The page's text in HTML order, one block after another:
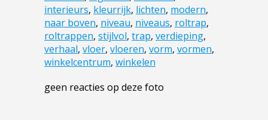
interieurs, kleurrijk, lichten, modern,
naar boven, niveau, niveaus, roltrap,
roltrappen, stijlvol, trap, verdieping,
verhaal, vloer, vloeren, vorm, vormen,
winkelcentrum, winkelen
geen reacties op deze foto